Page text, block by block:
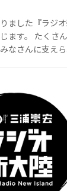
ました『ラジ
ます。 たくさ
なさんに支え